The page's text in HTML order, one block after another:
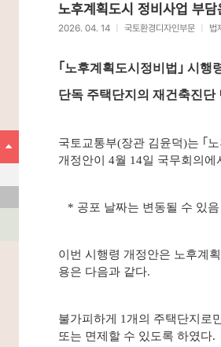
노후계획도시 정비사업 부
2026. 04. 14 국토환경디자인부문 법
｢노후계획도시정비법｣ 시행
단독 주택단지의 재건축진단
국토교통부(장관 김윤덕)는 ｢
개정안이 4월 14일 국무회의
* 공포 날짜는 변동될 수 있음
이번 시행령 개정안은 노후계
용은 다음과 같다.
불가피하게 1개의 주택단지로
또는 면제할 수 있도록 하였다.